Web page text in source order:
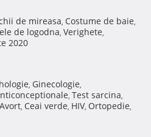
de mireasa, Costume de baie,
de logodna, Verighete,
2020
, Ginecologie,
, Test sarcina,
Avort, Ceai verde, HIV, Ortopedie,